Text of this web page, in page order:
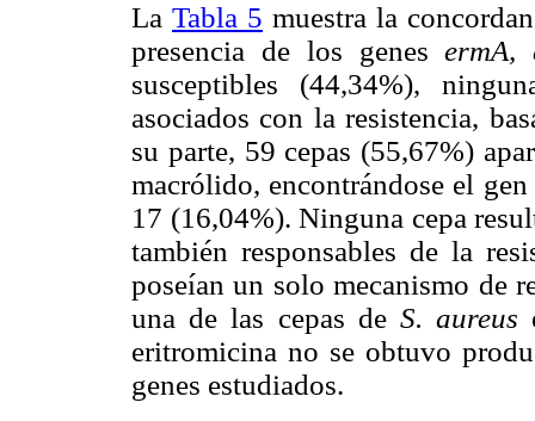
La Tabla 5 muestra la
presencia de los genesermA,
susceptibles (44,34%),
asociados con la resistencia,
su parte, 59 cepas (55,67%)
macrólido, encontrándose el gen
17 (16,04%). Ninguna cepa
también responsables de la
poseían un solo mecanismo de
una de las cepas de S. aureus
eritromicina no se obtuvo
genes estudiados.